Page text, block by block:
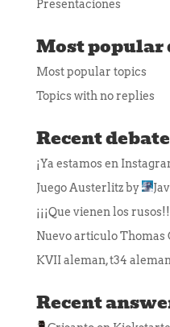
Presentaciones
Most popular
Most popular topics
Topics with no replies
Recent
¡Ya estamos en
Juego Austerlitzby
¡¡¡Que vienen los
Nuevo articulo Thomas
KVII aleman, t34 aleman
Recent